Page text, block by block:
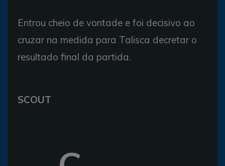
Entrou cheio de vontade e foi decisivo ao
cruzar na medida para Talisca decretar o
resultado final da partida.
SCOUT